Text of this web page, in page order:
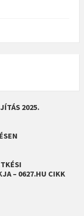
2025.
– 0627.HU CIKK